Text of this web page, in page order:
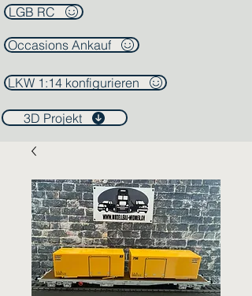
LGB RC
Occasions Ankauf
LKW 1:14 konfigurieren
3D Projekt